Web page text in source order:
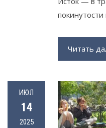
Читать
ИЮЛ
14
2025